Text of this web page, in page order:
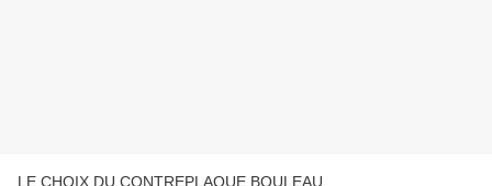
LE CHOIX DU CONTREPLAQUE BOULEAU